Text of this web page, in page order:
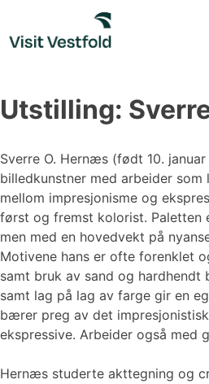
content
Utstilling:
Sverre O. Hernæs (født 10.
billedkunstner med arbeider som
mellom impresjonisme og
først og fremst kolorist. Paletten
men med en hovedvekt på
Motivene hans er ofte forenklet
samt bruk av sand og hardhendt
samt lag på lag av farge gir en
bærer preg av det
ekspressive. Arbeider også med
Hernæs studerte akttegning og